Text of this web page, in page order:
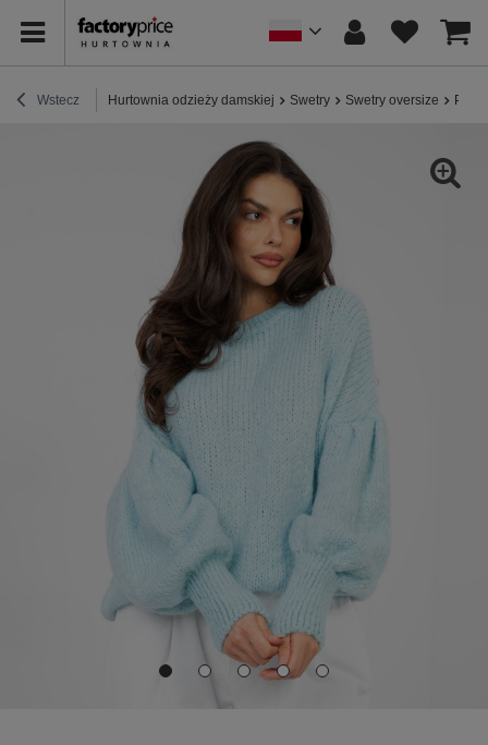
Wstecz Hurtownia odzieży damskiej Swetry Swetry oversize